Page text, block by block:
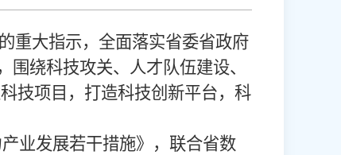
重大指示，全面落实省委省政府
绕科技攻关、人才队伍建设、
技项目，打造科技创新平台，科
业发展若干措施》，联合省数